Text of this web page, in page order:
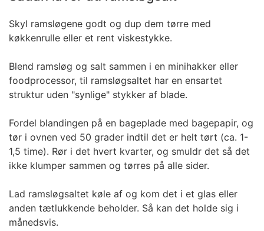
Skyl ramsløgene godt og dup dem tørre med
køkkenrulle eller et rent viskestykke.
Blend ramsløg og salt sammen i en minihakker eller
foodprocessor, til ramsløgsaltet har en ensartet
struktur uden "synlige" stykker af blade.
Fordel blandingen på en bageplade med bagepapir, og
tør i ovnen ved 50 grader indtil det er helt tørt (ca. 1-
1,5 time). Rør i det hvert kvarter, og smuldr det så det
ikke klumper sammen og tørres på alle sider.
Lad ramsløgsaltet køle af og kom det i et glas eller
anden tætlukkende beholder. Så kan det holde sig i
månedsvis.